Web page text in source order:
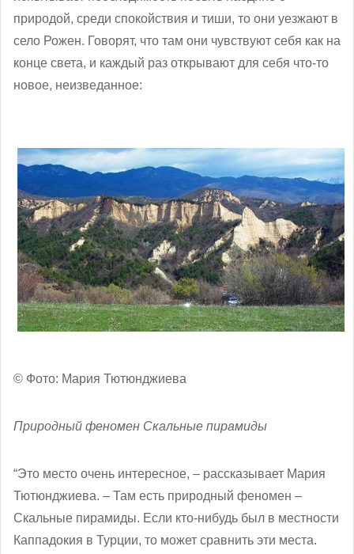
природой, среди спокойствия и тиши, то они уезжают в
село Рожен. Говорят, что там они чувствуют себя как на
конце света, и каждый раз открывают для себя что-то
новое, неизведанное:
© Фото: Мария Тютюнджиева
Природный феномен Скальные пирамиды
“Это место очень интересное, – рассказывает Мария
Тютюнджиева. – Там есть природный феномен –
Скальные пирамиды. Если кто-нибудь был в местности
Каппадокия в Турции, то может сравнить эти места.